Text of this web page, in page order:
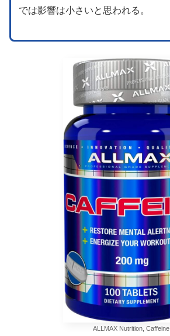
では影響は小さいと思われる。
ALLMAX Nutrition, Caffeine